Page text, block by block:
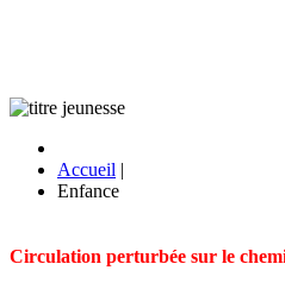
Accueil |
Enfance
Circulation perturbée sur le